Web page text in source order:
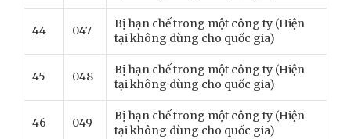
44 047
Bị hạn chế trong một công ty (Hiện
tại không dùng cho quốc gia)
45 048
Bị hạn chế trong một công ty (Hiện
tại không dùng cho quốc gia)
46 049
Bị hạn chế trong một công ty (Hiện
tại không dùng cho quốc gia)